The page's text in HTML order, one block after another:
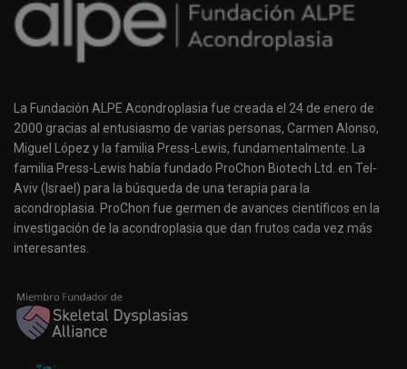
La Fundación ALPE Acondroplasia fue creada el 24 de enero de
2000 gracias al entusiasmo de varias personas, Carmen Alonso,
Miguel López y la familia Press-Lewis, fundamentalmente. La
familia Press-Lewis había fundado ProChon Biotech Ltd. en Tel-
Aviv (Israel) para la búsqueda de una terapia para la
acondroplasia. ProChon fue germen de avances científicos en la
investigación de la acondroplasia que dan frutos cada vez más
interesantes.